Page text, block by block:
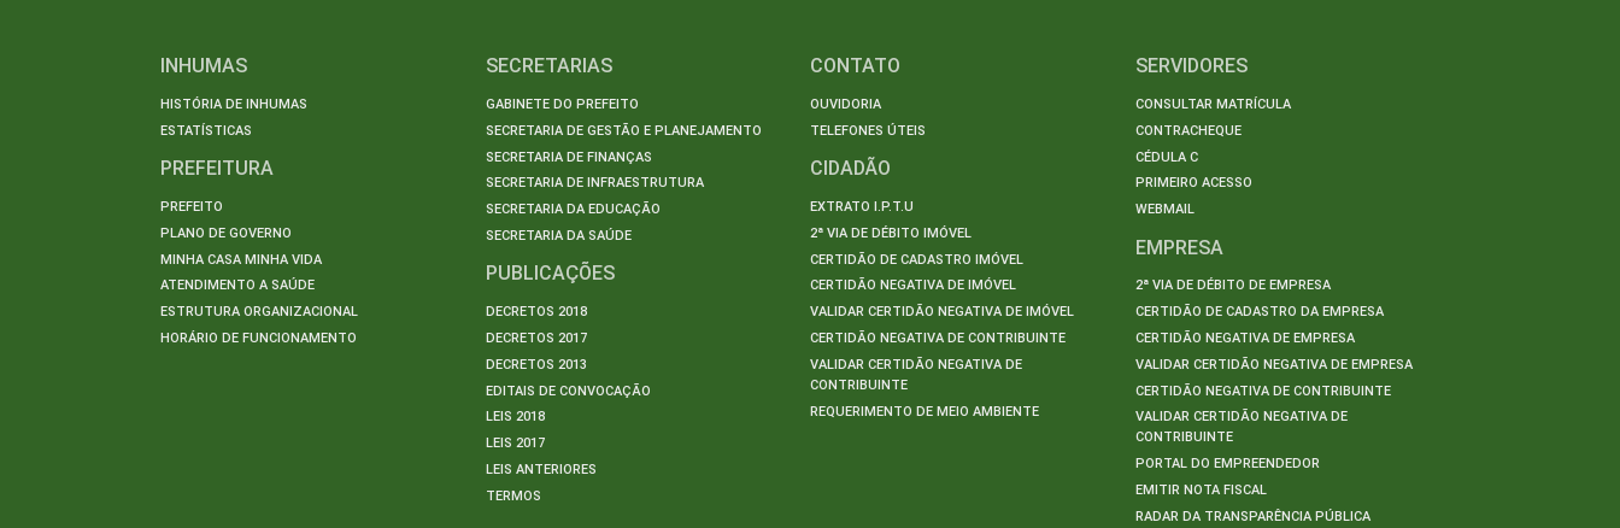
INHUMAS
HISTÓRIA DE INHUMAS
ESTATÍSTICAS
PREFEITURA
PREFEITO
PLANO DE GOVERNO
MINHA CASA MINHA VIDA
ATENDIMENTO A SAÚDE
ESTRUTURA ORGANIZACIONAL
HORÁRIO DE FUNCIONAMENTO
SECRETARIAS
GABINETE DO PREFEITO
SECRETARIA DE GESTÃO E PLANEJAMENTO
SECRETARIA DE FINANÇAS
SECRETARIA DE INFRAESTRUTURA
SECRETARIA DA EDUCAÇÃO
SECRETARIA DA SAÚDE
PUBLICAÇÕES
DECRETOS 2018
DECRETOS 2017
DECRETOS 2013
EDITAIS DE CONVOCAÇÃO
LEIS 2018
LEIS 2017
LEIS ANTERIORES
TERMOS
CONTATO
OUVIDORIA
TELEFONES ÚTEIS
CIDADÃO
EXTRATO I.P.T.U
2ª VIA DE DÉBITO IMÓVEL
CERTIDÃO DE CADASTRO IMÓVEL
CERTIDÃO NEGATIVA DE IMÓVEL
VALIDAR CERTIDÃO NEGATIVA DE IMÓVEL
CERTIDÃO NEGATIVA DE CONTRIBUINTE
VALIDAR CERTIDÃO NEGATIVA DE
CONTRIBUINTE
REQUERIMENTO DE MEIO AMBIENTE
SERVIDORES
CONSULTAR MATRÍCULA
CONTRACHEQUE
CÉDULA C
PRIMEIRO ACESSO
WEBMAIL
EMPRESA
2ª VIA DE DÉBITO DE EMPRESA
CERTIDÃO DE CADASTRO DA EMPRESA
CERTIDÃO NEGATIVA DE EMPRESA
VALIDAR CERTIDÃO NEGATIVA DE EMPRESA
CERTIDÃO NEGATIVA DE CONTRIBUINTE
VALIDAR CERTIDÃO NEGATIVA DE
CONTRIBUINTE
PORTAL DO EMPREENDEDOR
EMITIR NOTA FISCAL
RADAR DA TRANSPARÊNCIA PÚBLICA